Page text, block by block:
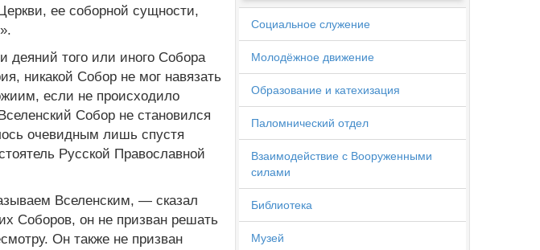
ее соборной сущности,
того или иного Собора
никакой Собор не мог навязать
если не происходило
Собор не становился
очевидным лишь спустя
Русской Православной
Вселенским, — сказал
Соборов, он не призван решать
Он также не призван
Социальное служение
Молодёжное движение
Образование и катехизация
Паломнический отдел
Взаимодействие с Вооруженными
силами
Библиотека
Музей